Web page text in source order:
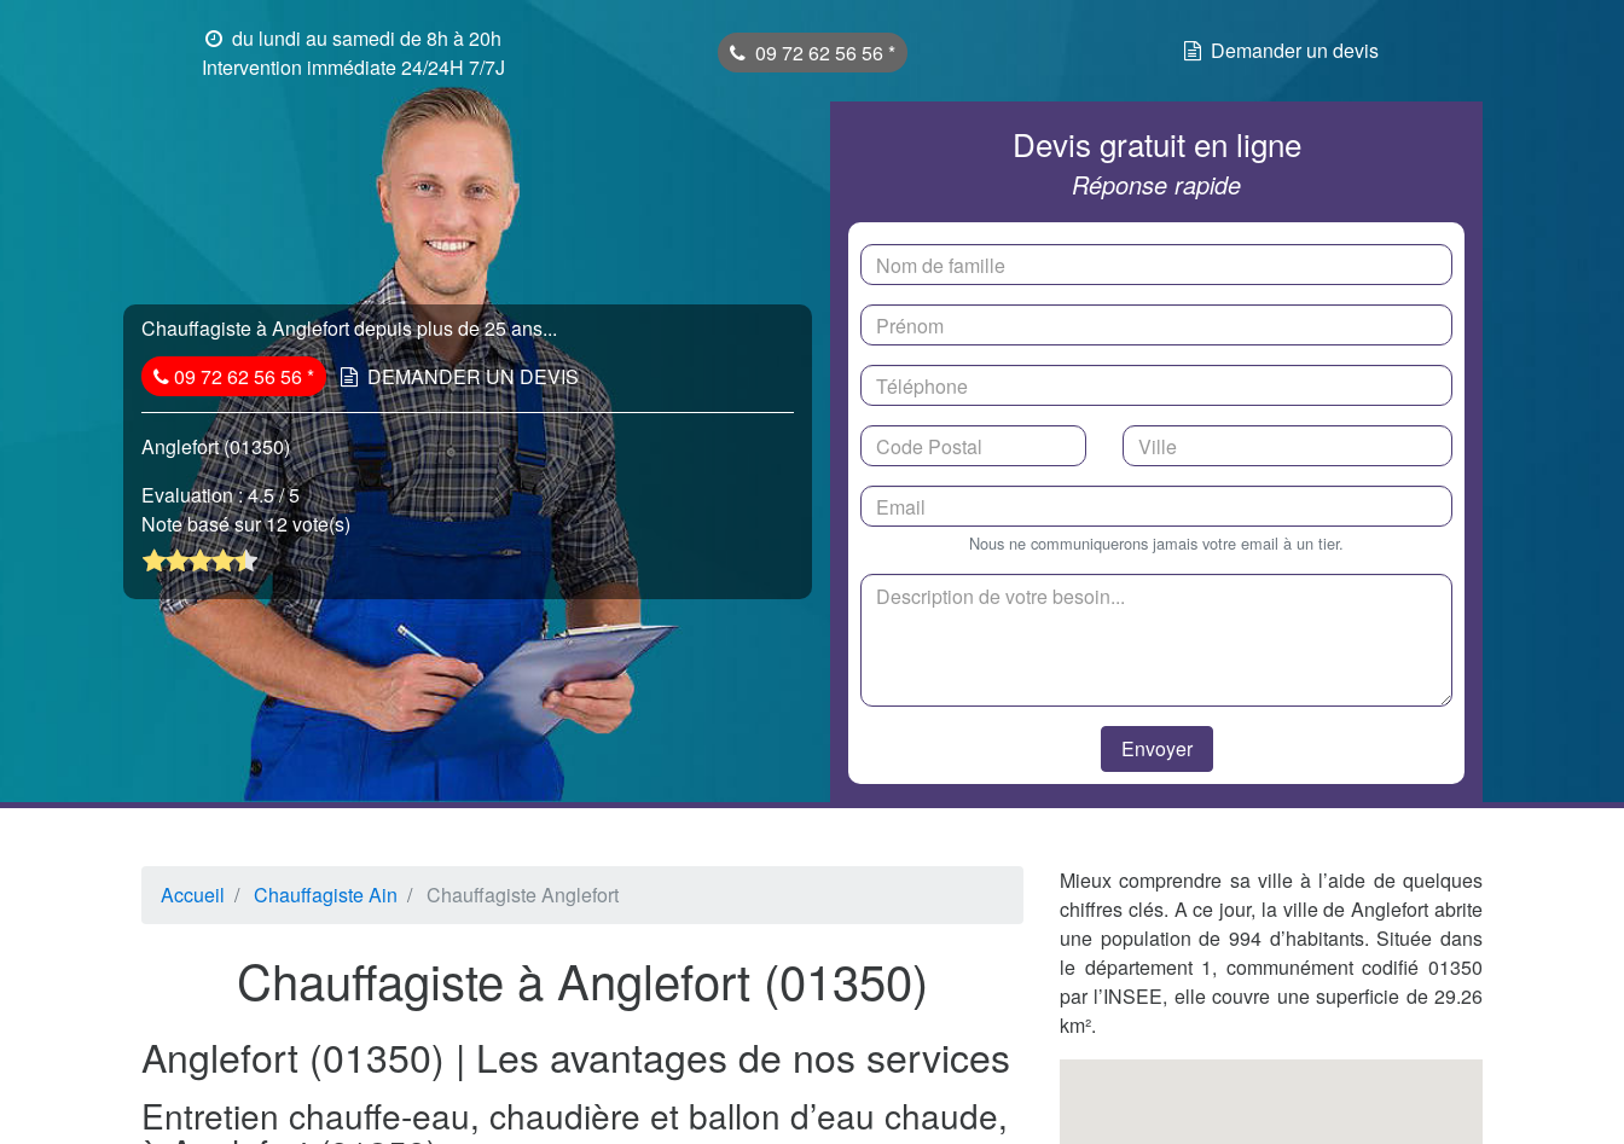
du lundi au samedi de 8h à 20h
Intervention immédiate 24/24H 7/7J
09 72 62 56 56 * Demander un devis
Chauffagiste à Anglefort depuis plus de 25 ans...
09 72 62 56 56* DEMANDER UN DEVIS
Anglefort (01350)
Evaluation :4.5/ 5
Note basé sur 12 vote(s)
Devis gratuit en ligne
Réponse rapide
Nous ne communiquerons jamais votre email à un tier.
Accueil Chauffagiste Ain Chauffagiste Anglefort
Chauffagiste à Anglefort (01350)
Anglefort (01350) | Les avantages de nos services
Entretien chauffe-eau, chaudière et ballon d’eau chaude,
Mieux comprendre sa ville à l’aide de quelques
chiffres clés. A ce jour, la ville de Anglefort abrite
une population de 994 d’habitants. Située dans
le département 1, communément codifié 01350
par l’INSEE, elle couvre une superficie de 29.26
km².